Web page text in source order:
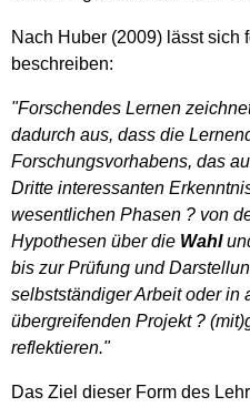
Nach Huber (2009) lässt sich
beschreiben:
"Forschendes Lernen
dadurch aus, dass die
Forschungsvorhabens, das
Dritte interessanten
wesentlichen Phasen ? von
Hypothesen über die Wahl
bis zur Prüfung und
selbstständiger Arbeit oder in
übergreifenden Projekt ?
reflektieren."
Das Ziel dieser Form des